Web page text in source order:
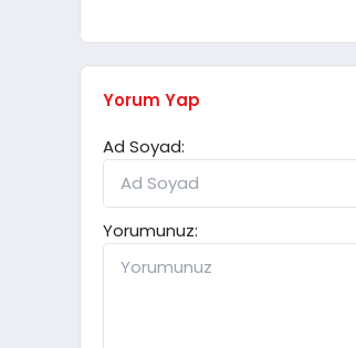
Yorum Yap
Ad Soyad:
Yorumunuz: